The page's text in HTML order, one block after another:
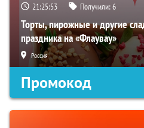
21:25:51 Получили:6
Торты, пирожные и другие
праздника на «Флаувау»
Россия
Промокод